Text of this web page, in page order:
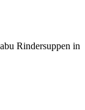
Rindersuppen in